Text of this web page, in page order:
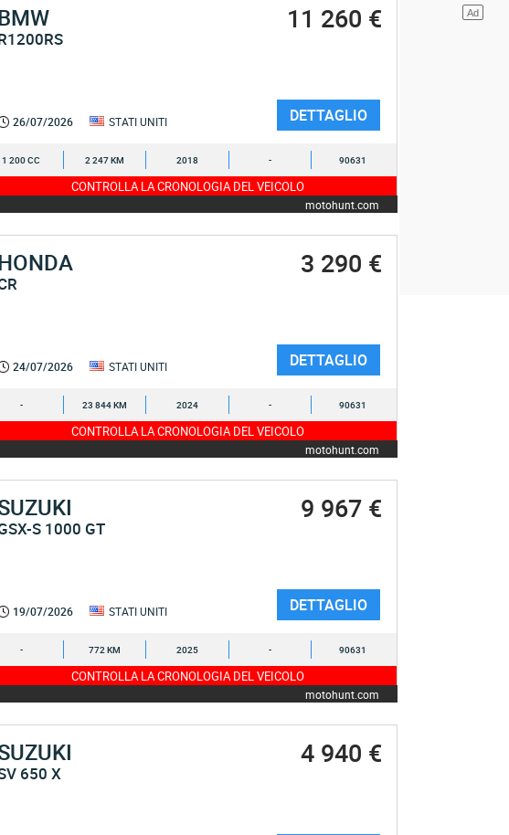
11 260 €
26/07/2026 STATI UNITI DETTAGLIO
1 200 CC 2 247 KM 2018 - 90631
CONTROLLA LA CRONOLOGIA DEL VEICOLO
motohunt.com
3 290 €
24/07/2026 STATI UNITI DETTAGLIO
- 23 844 KM 2024 - 90631
CONTROLLA LA CRONOLOGIA DEL VEICOLO
motohunt.com
S 1000 GT
9 967 €
19/07/2026 STATI UNITI DETTAGLIO
- 772 KM 2025 - 90631
CONTROLLA LA CRONOLOGIA DEL VEICOLO
motohunt.com
650 X
4 940 €